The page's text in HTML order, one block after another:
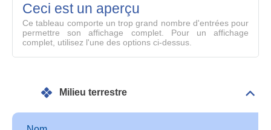
Ceci est un aperçu
Ce tableau comporte un trop grand nombre d'entrées pour
permettre son affichage complet. Pour un affichage
complet, utilisez l'une des options ci-dessus.
Milieu terrestre